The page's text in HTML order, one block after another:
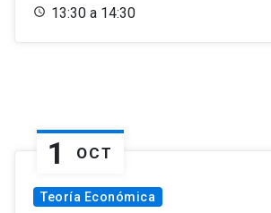
13:30 a 14:30
1 OCT
Teoría Económica